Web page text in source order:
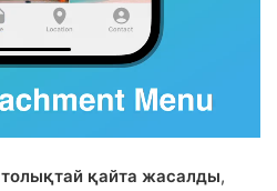
толықтай қайта жасалды,